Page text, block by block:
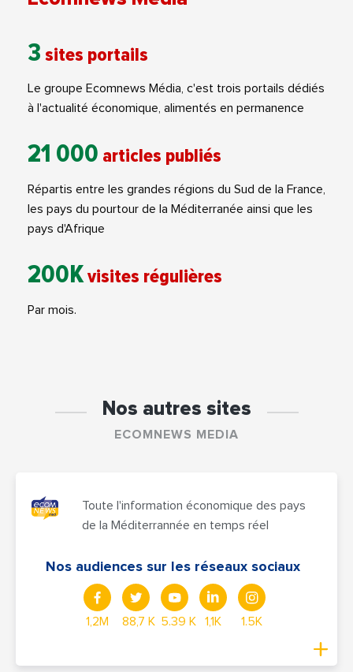
3 sites portails
Le groupe Ecomnews Média, c'est trois portails dédiés
à l'actualité économique, alimentés en permanence
21 000 articles publiés
Répartis entre les grandes régions du Sud de la France,
les pays du pourtour de la Méditerranée ainsi que les
pays d'Afrique
200Kvisites régulières
Par mois.
Nos autres sites
ECOMNEWS MEDIA
Toute l'information économique des pays
de la Méditerrannée en temps réel
Nos audiences sur les réseaux sociaux
1,2M 88,7 K 5.39 K 1,1K 1.5K